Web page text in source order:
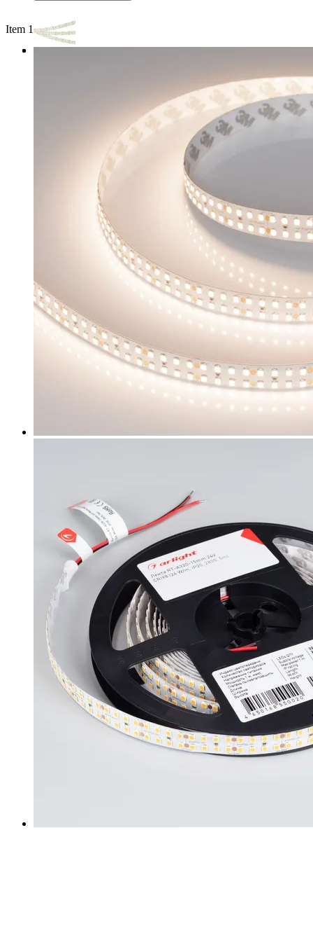
Item 1 of 3